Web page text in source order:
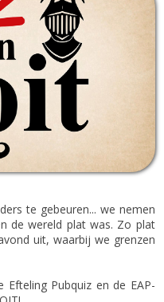
te gebeuren... we nemen
de wereld plat was. Zo plat
uit, waarbij we grenzen
Efteling Pubquiz en de EAP-